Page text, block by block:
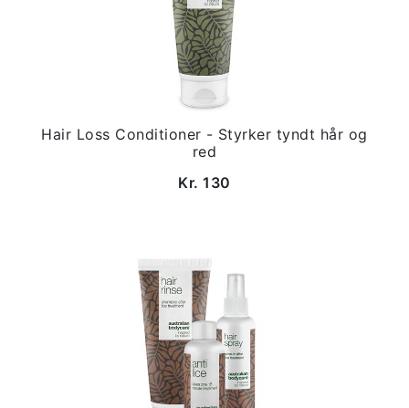
Hair Loss Conditioner - Styrker tyndt hår og
red
Kr. 130